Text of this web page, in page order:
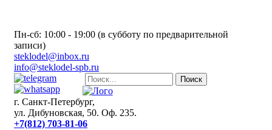
Пн-сб: 10:00 - 19:00 (в субботу по предварительной
записи)
steklodel@inbox.ru
info@steklodel-spb.ru
г. Санкт-Петербург,
ул. Дибуновская, 50. Оф. 235.
+7(812) 703-81-06